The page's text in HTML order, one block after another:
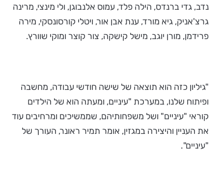
נדב, גדי ברנדס, הילה פלד, עמוס אלנבוגן, ולי מינצי, מרינה
גרצ'אניק, גיא מורד, ענת אבן אור, ויטלי קורסונסקי, מירה
פרידמן, מורן יוגב, מישל קישקה, צור קוצר ומוקי שוורץ.
"גיליון כזה הוא תוצאה של שישה חודשי עבודה, מחשבה
ופיתוח שלנו, במערכת "עיניים, ומעתה הוא של הילדים
קוראי "עיניים" ושל משפחותיהם, שממשיכים ומרחיבים עוד
את העניין והיצירה במגזין, אומר תמיר ראונר, העורך של
"עיניים".